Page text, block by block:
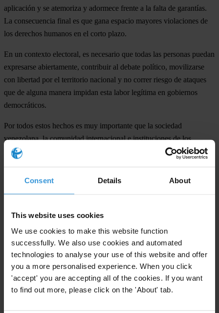
Consent Details About
This website uses cookies
We use cookies to make this website function
successfully. We also use cookies and automated
technologies to analyse your use of this website and offer
you a more personalised experience. When you click
'accept' you are accepting all of the cookies. If you want
to find out more, please click on the 'About' tab.
aplicación y se atemoriza y adormece frente a la falta de garantías.
La consecuencia final es que gana espacio mayores violaciones de
los derechos humanos en el corto plazo.
En un contexto electoral, es necesario que todas las personas puedan
expresarse abiertamente, contribuir al debate político, movilizarse
con libertad por el territorio nacional y no correr riesgo de ataques
que de alguna manera impidan esta labor legítima en gobiernos
democráticos.
Por todos estos hechos es muy importante que la sociedad
venezolana, la comunidad internacional e instituciones de los
sistemas de protección de derechos humanos mantengan la atención
soliciten al Estado venezolano que:
1. Se abstenga de hacer persecución o acoso alguno contra
2. Garantice respeto a los derechos humanos de todas las personas y
en particular de los dirigentes políticos y sociales en el contexto
electoral.
3. Permita el libre debate político y el flujo de las ideas e